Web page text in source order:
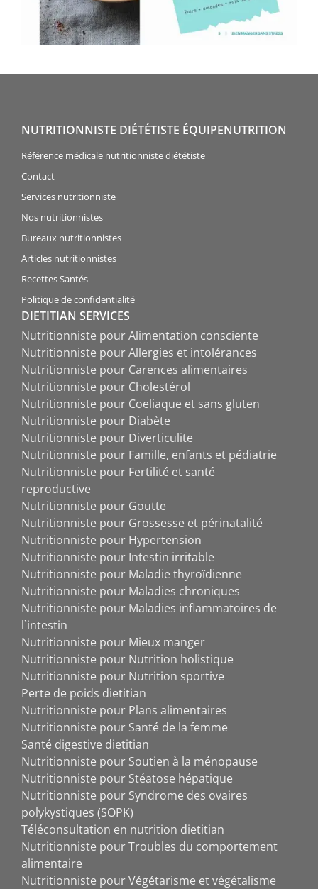
NUTRITIONNISTE DIÉTÉTISTE ÉQUIPENUTRITION
Référence médicale nutritionniste diététiste
Contact
Services nutritionniste
Nos nutritionnistes
Bureaux nutritionnistes
Articles nutritionnistes
Recettes Santés
Politique de confidentialité
DIETITIAN SERVICES
Nutritionniste pour Alimentation consciente
Nutritionniste pour Allergies et intolérances
Nutritionniste pour Carences alimentaires
Nutritionniste pour Cholestérol
Nutritionniste pour Coeliaque et sans gluten
Nutritionniste pour Diabète
Nutritionniste pour Diverticulite
Nutritionniste pour Famille, enfants et pédiatrie
Nutritionniste pour Fertilité et santé
reproductive
Nutritionniste pour Goutte
Nutritionniste pour Grossesse et périnatalité
Nutritionniste pour Hypertension
Nutritionniste pour Intestin irritable
Nutritionniste pour Maladie thyroïdienne
Nutritionniste pour Maladies chroniques
Nutritionniste pour Maladies inflammatoires de
l`intestin
Nutritionniste pour Mieux manger
Nutritionniste pour Nutrition holistique
Nutritionniste pour Nutrition sportive
Perte de poids dietitian
Nutritionniste pour Plans alimentaires
Nutritionniste pour Santé de la femme
Santé digestive dietitian
Nutritionniste pour Soutien à la ménopause
Nutritionniste pour Stéatose hépatique
Nutritionniste pour Syndrome des ovaires
polykystiques (SOPK)
Téléconsultation en nutrition dietitian
Nutritionniste pour Troubles du comportement
alimentaire
Nutritionniste pour Végétarisme et végétalisme